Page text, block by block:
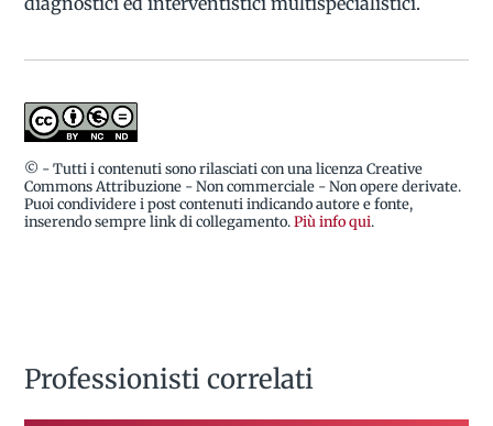
© - Tutti i contenuti sono rilasciati con una licenza Creative
Commons Attribuzione - Non commerciale - Non opere derivate.
Puoi condividere i post contenuti indicando autore e fonte,
inserendo sempre link di collegamento.Più info qui.
Professionisti correlati